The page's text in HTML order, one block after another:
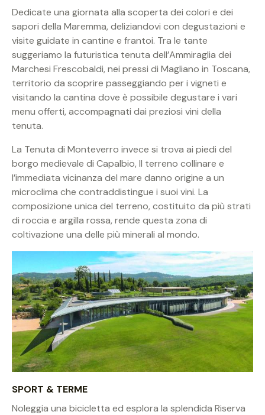
Dedicate una giornata alla scoperta dei colori e dei
sapori della Maremma, deliziandovi con degustazioni e
visite guidate in cantine e frantoi. Tra le tante
suggeriamo la futuristica tenuta dell’Ammiraglia dei
Marchesi Frescobaldi, nei pressi di Magliano in Toscana,
territorio da scoprire passeggiando per i vigneti e
visitando la cantina dove è possibile degustare i vari
menu offerti, accompagnati dai preziosi vini della
tenuta.
La Tenuta di Monteverro invece si trova ai piedi del
borgo medievale di Capalbio, Il terreno collinare e
l’immediata vicinanza del mare danno origine a un
microclima che contraddistingue i suoi vini. La
composizione unica del terreno, costituito da più strati
di roccia e argilla rossa, rende questa zona di
coltivazione una delle più minerali al mondo.
SPORT & TERME
Noleggia una bicicletta ed esplora la splendida Riserva